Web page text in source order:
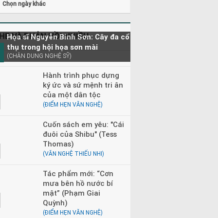
Chọn ngày khác
VÀ PHẢN HỒI NHIỀU
Họa sĩ Nguyễn Bỉnh Sơn: Cây đa cổ
thụ trong hội họa sơn mài
(CHÂN DUNG NGHỆ SỸ)
Hành trình phục dựng
ký ức và sứ mệnh tri ân
của một dân tộc
(ĐIỂM HẸN VĂN NGHỆ)
Cuốn sách em yêu: "Cái
đuôi của Shibu" (Tess
Thomas)
(VĂN NGHỆ THIẾU NHI)
Tác phẩm mới: “Cơn
mưa bên hồ nước bí
mật” (Phạm Giai
Quỳnh)
(ĐIỂM HẸN VĂN NGHỆ)